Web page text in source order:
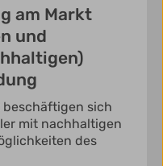
am Markt
und
sich
mit nachhaltigen
des